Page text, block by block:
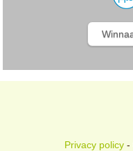
Privacy policy-